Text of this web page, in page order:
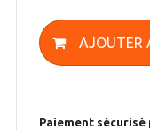
AJOUTER
Paiement sécurisé